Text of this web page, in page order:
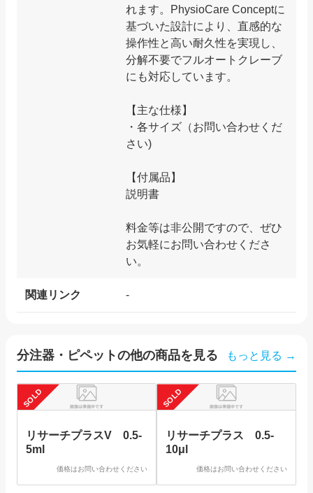
れます。PhysioCare Conceptに
基づいた設計により、直感的な
操作性と高い耐久性を実現し、
分解不要でフルオートクレーブ
にも対応しています。
【主な仕様】
・各サイズ（お問い合わせくだ
さい)
【付属品】
説明書
料金等は非公開ですので、ぜひ
お気軽にお問い合わせくださ
関連リンク -
分注器・ピペットの他の商品を見る もっと見る →
SOLD
リサーチプラスV 0.5-
5ml
価格はお問い合わせください
SOLD
リサーチプラス 0.5-
10μl
価格はお問い合わせください